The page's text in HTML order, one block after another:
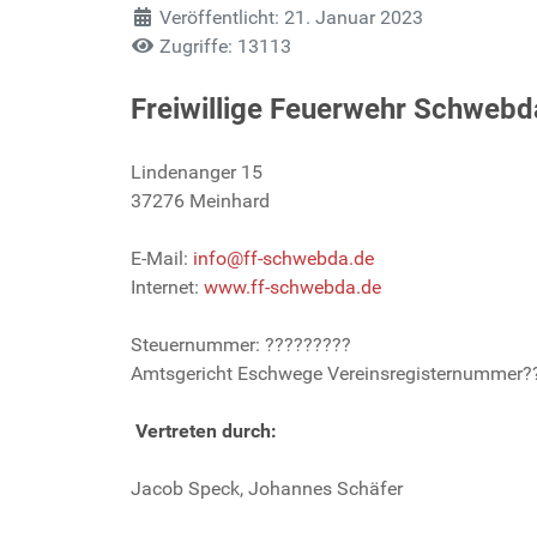
Veröffentlicht: 21. Januar 2023
Zugriffe: 13113
Freiwillige Feuerwehr
Lindenanger 15
37276 Meinhard
E-Mail: info@ff-schwebda.de
Internet: www.ff-schwebda.de
Steuernummer: ?????????
Amtsgericht Eschwege
Vertreten durch:
Jacob Speck, Johannes Schäfer